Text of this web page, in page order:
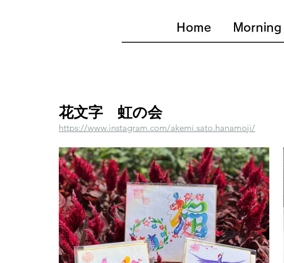
Home Morning
花文字 虹の会
https://www.instagram.com/akemi.sato.hanamoji/